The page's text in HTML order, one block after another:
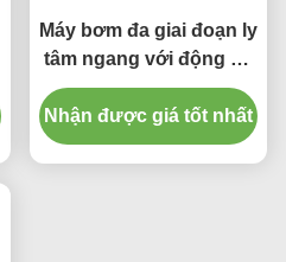
Máy bơm đa giai đoạn ly
tâm ngang với động cơ
trực tiếp D DG
Nhận được giá tốt nhất